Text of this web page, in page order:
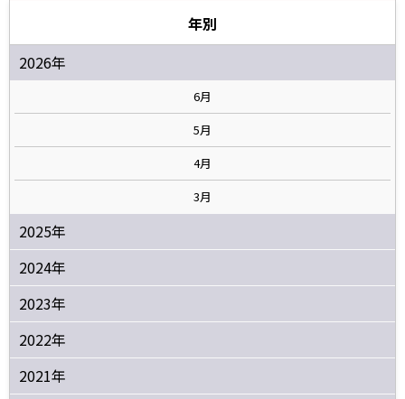
年別
2026年
6月
5月
4月
3月
2025年
2024年
2023年
2022年
2021年